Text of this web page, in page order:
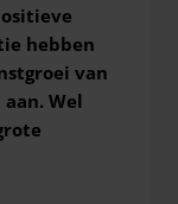
hebben
van
Wel